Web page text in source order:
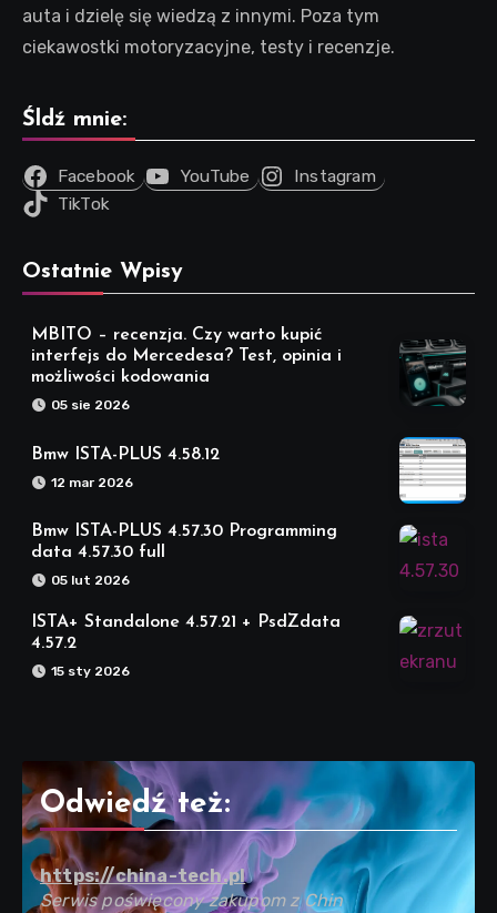
auta i dzielę się wiedzą z innymi. Poza tym
ciekawostki motoryzacyjne, testy i recenzje.
Śldź mnie:
Facebook YouTube
Instagram
TikTok
Ostatnie Wpisy
MBITO – recenzja. Czy warto kupić
interfejs do Mercedesa? Test, opinia i
możliwości kodowania
05 sie 2026
Bmw ISTA-PLUS 4.58.12
12 mar 2026
Bmw ISTA-PLUS 4.57.30 Programming
data 4.57.30 full
05 lut 2026
ISTA+ Standalone 4.57.21 + PsdZdata
4.57.2
15 sty 2026
Odwiedź też:
https://china-tech.pl
Serwis poświęcony zakupom z Chin